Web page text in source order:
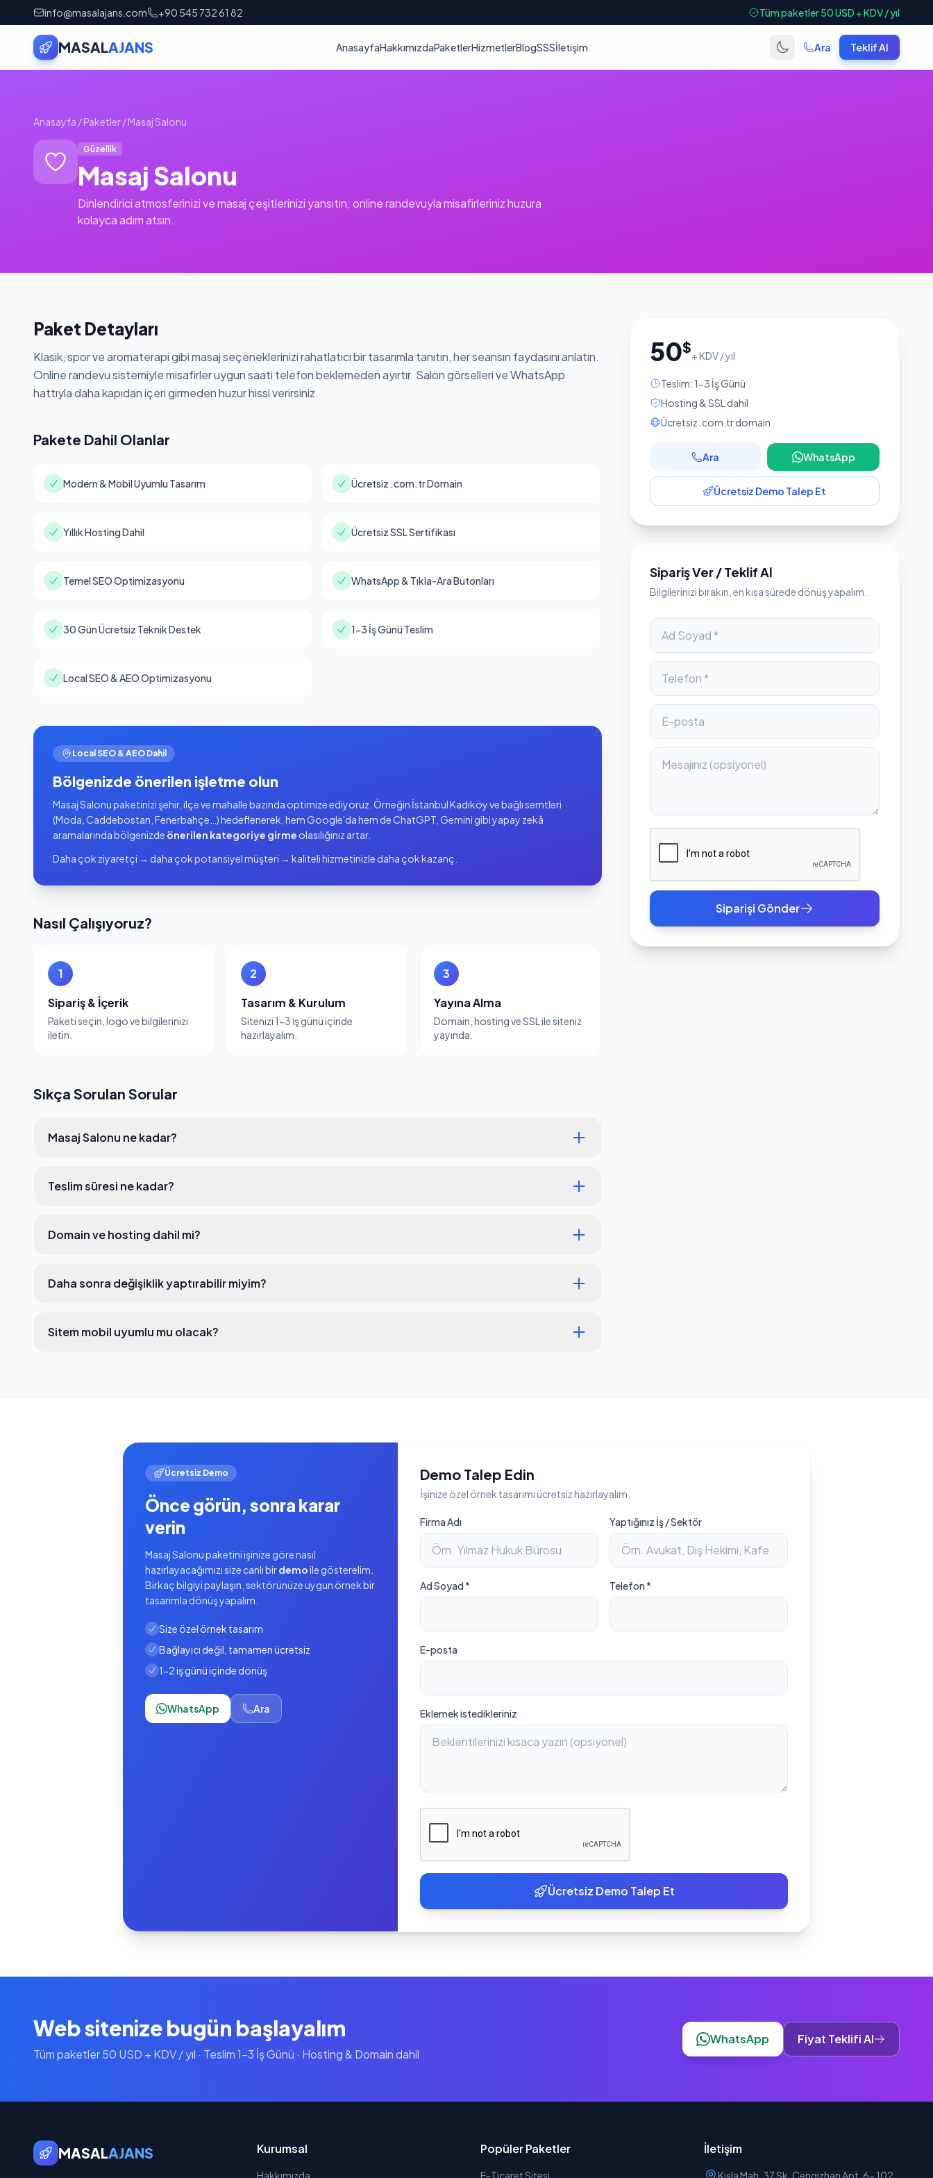
info@masalajans.com +90 545 732 61 82 Tüm paketler 50 USD + KDV / yıl
MASALAJANS AnasayfaHakkımızdaPaketlerHizmetlerBlogSSSİletişim Ara Teklif Al
Anasayfa /Paketler/Masaj Salonu
Güzellik
Masaj Salonu
Dinlendirici atmosferinizi ve masaj çeşitlerinizi yansıtın; online randevuyla misafirleriniz huzura
kolayca adım atsın.
Paket Detayları
Klasik, spor ve aromaterapi gibi masaj seçeneklerinizi rahatlatıcı bir tasarımla tanıtın, her seansın faydasını anlatın.
Online randevu sistemiyle misafirler uygun saati telefon beklemeden ayırtır. Salon görselleri ve WhatsApp
hattıyla daha kapıdan içeri girmeden huzur hissi verirsiniz.
Pakete Dahil Olanlar
Modern & Mobil Uyumlu Tasarım Ücretsiz .com.tr Domain
Yıllık Hosting Dahil Ücretsiz SSL Sertifikası
Temel SEO Optimizasyonu WhatsApp & Tıkla-Ara Butonları
30 Gün Ücretsiz Teknik Destek 1-3 İş Günü Teslim
Local SEO & AEO Optimizasyonu
Local SEO & AEO Dahil
Bölgenizde önerilen işletme olun
Masaj Salonu paketinizi şehir, ilçe ve mahalle bazında optimize ediyoruz. Örneğin İstanbul Kadıköy ve bağlı semtleri
(Moda, Caddebostan, Fenerbahçe…) hedeflenerek, hem Google'da hem de ChatGPT, Gemini gibi yapay zekâ
aramalarında bölgenizde önerilen kategoriye girme olasılığınız artar.
Daha çok ziyaretçi → daha çok potansiyel müşteri → kaliteli hizmetinizle daha çok kazanç.
Nasıl Çalışıyoruz?
1
Sipariş & İçerik
Paketi seçin, logo ve bilgilerinizi
iletin.
2
Tasarım & Kurulum
Sitenizi 1-3 iş günü içinde
hazırlayalım.
3
Yayına Alma
Domain, hosting ve SSL ile siteniz
yayında.
Sıkça Sorulan Sorular
Masaj Salonu ne kadar?
Teslim süresi ne kadar?
Domain ve hosting dahil mi?
Daha sonra değişiklik yaptırabilir miyim?
Sitem mobil uyumlu mu olacak?
50$+ KDV / yıl
Teslim: 1-3 İş Günü
Hosting & SSL dahil
Ücretsiz .com.tr domain
Ara WhatsApp
Ücretsiz Demo Talep Et
Sipariş Ver / Teklif Al
Bilgilerinizi bırakın, en kısa sürede dönüş yapalım.
Siparişi Gönder
Ücretsiz Demo
Önce görün, sonra karar
verin
Masaj Salonu paketini işinize göre nasıl
hazırlayacağımızı size canlı birdemoile gösterelim.
Birkaç bilgiyi paylaşın, sektörünüze uygun örnek bir
tasarımla dönüş yapalım.
Size özel örnek tasarım
Bağlayıcı değil, tamamen ücretsiz
1-2 iş günü içinde dönüş
WhatsApp Ara
Demo Talep Edin
İşinize özel örnek tasarımı ücretsiz hazırlayalım.
Firma Adı Yaptığınız İş / Sektör
Ad Soyad * Telefon *
E-posta
Eklemek istedikleriniz
Ücretsiz Demo Talep Et
Web sitenize bugün başlayalım
Tüm paketler 50 USD + KDV / yıl · Teslim 1-3 İş Günü · Hosting & Domain dahil
WhatsApp Fiyat Teklifi Al
MASALAJANS Kurumsal
Hakkımızda
Popüler Paketler
E-Ticaret Sitesi
İletişim
Kışla Mah. 37 Sk. Cengizhan Apt. 6- 102